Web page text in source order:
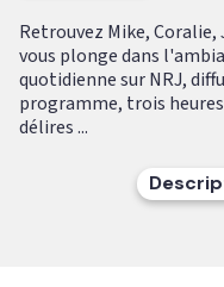
Retrouvez Mike, Coralie,
vous plonge dans
quotidienne sur NRJ,
programme, trois
délires ...